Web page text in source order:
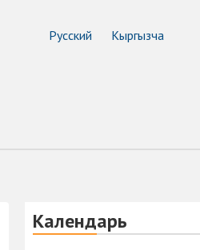
Русский Кыргызча
Календарь